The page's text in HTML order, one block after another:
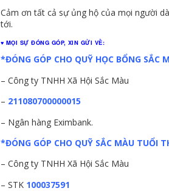
Cảm ơn tất cả sự ủng hộ của mọi người
tới.
♥ MỌI SỰ ĐÓNG GÓP, XIN GỬI VỀ:
*ĐÓNG GÓP CHO QUỸ HỌC BỔNG SẮC
– Công ty TNHH Xã Hội Sắc Màu
– 211080700000015
– Ngân hàng Eximbank.
*ĐÓNG GÓP CHO QUỸ SẮC MÀU TUỔI
– Công ty TNHH Xã Hội Sắc Màu
– STK 100037591